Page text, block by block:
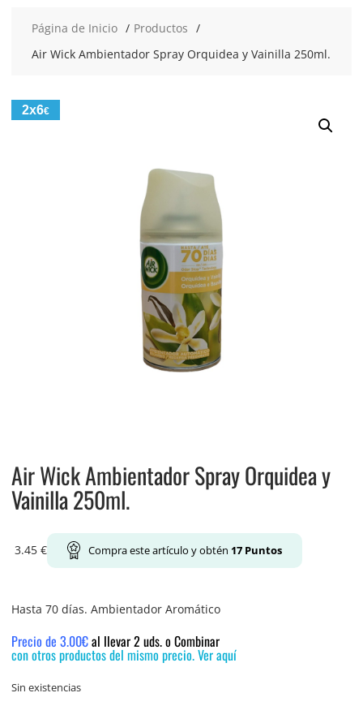
Página de Inicio
Productos
Air Wick Ambientador Spray Orquidea y Vainilla 250ml.
2x6€
Air Wick Ambientador Spray Orquidea y
Vainilla 250ml.
3.45 € Compra este artículo y obtén 17Puntos
Hasta 70 días. Ambientador Aromático
Precio de 3.00€al llevar 2 uds. o Combinar
con otros productos del mismo precio. Ver aquí
Sin existencias